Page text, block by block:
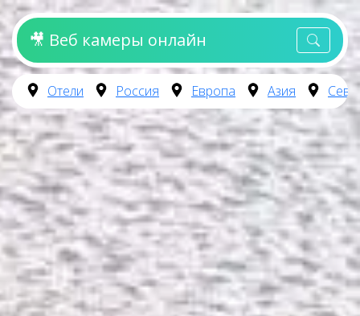
🎥 Веб камеры онлайн
Отели Россия Европа Азия